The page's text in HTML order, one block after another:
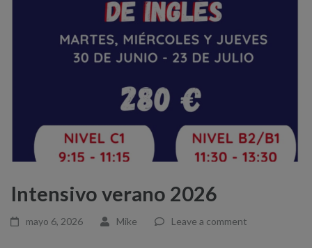
Intensivo verano 2026
mayo 6, 2026 Mike Leave a comment